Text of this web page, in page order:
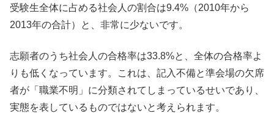
受験生全体に占める社会人の割合は9.4%（2010年から
2013年の合計）と、非常に少ないです。
志願者のうち社会人の合格率は33.8%と、全体の合格率よ
りも低くなっています。これは、記入不備と準会場の欠席
者が「職業不明」に分類されてしまっているせいであり、
実態を表しているものではないと考えられます。